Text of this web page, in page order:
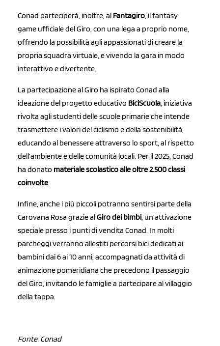
Conad parteciperà, inoltre, al Fantagiro, il fantasy
game ufficiale del Giro, con una lega a proprio nome,
offrendo la possibilità agli appassionati di creare la
propria squadra virtuale, e vivendo la gara in modo
interattivo e divertente.
La partecipazione al Giro ha ispirato Conad alla
ideazione del progetto educativo BiciScuola, iniziativa
rivolta agli studenti delle scuole primarie che intende
trasmettere i valori del ciclismo e della sostenibilità,
educando al benessere attraverso lo sport, al rispetto
dell’ambiente e delle comunità locali. Per il 2025, Conad
ha donato materiale scolastico alle oltre 2.500 classi
coinvolte.
Infine, anche i più piccoli potranno sentirsi parte della
Carovana Rosa grazie alGiro dei bimbi, un’attivazione
speciale presso i punti di vendita Conad. In molti
parcheggi verranno allestiti percorsi bici dedicati ai
bambini dai 6 ai 10 anni, accompagnati da attività di
animazione pomeridiana che precedono il passaggio
del Giro, invitando le famiglie a partecipare al villaggio
della tappa.
Fonte: Conad